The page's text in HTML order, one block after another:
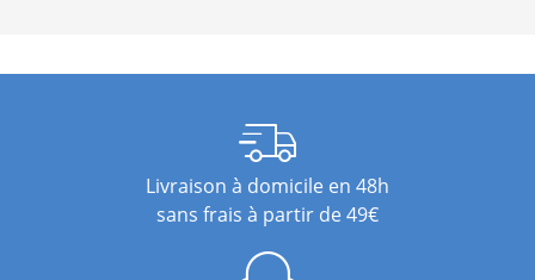
Livraison à domicile en 48h
sans frais à partir de 49€